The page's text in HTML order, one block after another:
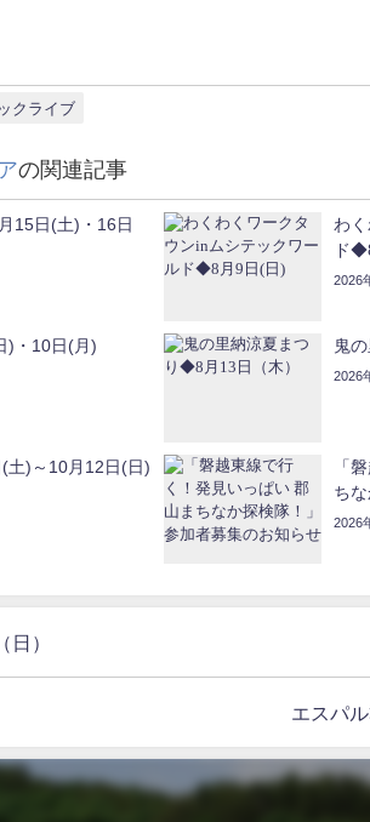
クライブ
の関連記事
15日(土)・16日
わ
ド
2026
)・10日(月) 鬼
2026
土)～10月12日(日)
「
ち
2026
）
エスパ